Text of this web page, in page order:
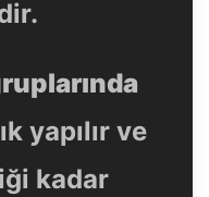
yapılır ve
kadar